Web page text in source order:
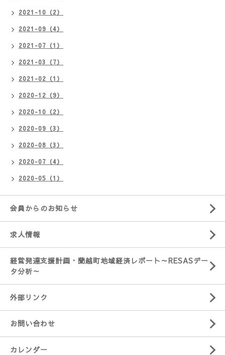
2021-10（2）
2021-09（4）
2021-07（1）
2021-03（7）
2021-02（1）
2020-12（9）
2020-10（2）
2020-09（3）
2020-08（3）
2020-07（4）
2020-05（1）
会員からのお知らせ
求人情報
経営発達支援計画・蘭越町地域経済レポート～RESASデー
タ分析～
外部リンク
お問い合わせ
カレンダー